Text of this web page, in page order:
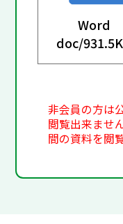
Word
doc/
非会員の方は
閲覧出来ませ
間の資料を閲